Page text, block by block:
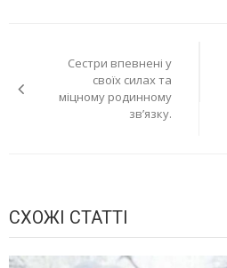
записів
Сестри впевнені у
своїх силах та
міцному родинному
зв’язку.
СХОЖІ СТАТТІ